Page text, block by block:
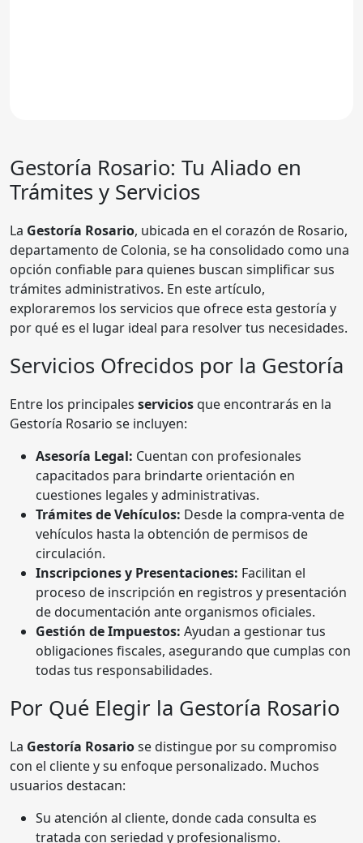
Gestoría Rosario: Tu Aliado en
Trámites y Servicios
La Gestoría Rosario, ubicada en el corazón de Rosario,
departamento de Colonia, se ha consolidado como una
opción confiable para quienes buscan simplificar sus
trámites administrativos. En este artículo,
exploraremos los servicios que ofrece esta gestoría y
por qué es el lugar ideal para resolver tus necesidades.
Servicios Ofrecidos por la Gestoría
Entre los principales serviciosque encontrarás en la
Gestoría Rosario se incluyen:
Asesoría Legal: Cuentan con profesionales
capacitados para brindarte orientación en
cuestiones legales y administrativas.
Trámites de Vehículos: Desde la compra-venta de
vehículos hasta la obtención de permisos de
circulación.
Inscripciones y Presentaciones: Facilitan el
proceso de inscripción en registros y presentación
de documentación ante organismos oficiales.
Gestión de Impuestos: Ayudan a gestionar tus
obligaciones fiscales, asegurando que cumplas con
todas tus responsabilidades.
Por Qué Elegir la Gestoría Rosario
La Gestoría Rosariose distingue por su compromiso
con el cliente y su enfoque personalizado. Muchos
usuarios destacan:
Su atención al cliente, donde cada consulta es
tratada con seriedad y profesionalismo.